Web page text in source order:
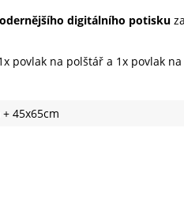
digitálního potisku
povlak na polštář a 1x povlak
45x65cm